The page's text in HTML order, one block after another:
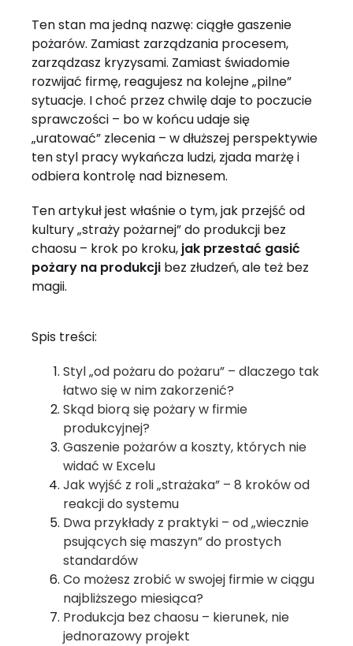
Ten stan ma jedną nazwę: ciągłe gaszenie
pożarów. Zamiast zarządzania procesem,
zarządzasz kryzysami. Zamiast świadomie
rozwijać firmę, reagujesz na kolejne „pilne”
sytuacje. I choć przez chwilę daje to poczucie
sprawczości – bo w końcu udaje się
„uratować” zlecenia – w dłuższej perspektywie
ten styl pracy wykańcza ludzi, zjada marżę i
odbiera kontrolę nad biznesem.
Ten artykuł jest właśnie o tym, jak przejść od
kultury „straży pożarnej” do produkcji bez
chaosu – krok po kroku, jak przestać gasić
pożary na produkcji bez złudzeń, ale też bez
magii.
Spis treści:
Styl „od pożaru do pożaru” – dlaczego tak
łatwo się w nim zakorzenić?
Skąd biorą się pożary w firmie
produkcyjnej?
Gaszenie pożarów a koszty, których nie
widać w Excelu
Jak wyjść z roli „strażaka” – 8 kroków od
reakcji do systemu
Dwa przykłady z praktyki – od „wiecznie
psujących się maszyn” do prostych
standardów
Co możesz zrobić w swojej firmie w ciągu
najbliższego miesiąca?
Produkcja bez chaosu – kierunek, nie
jednorazowy projekt